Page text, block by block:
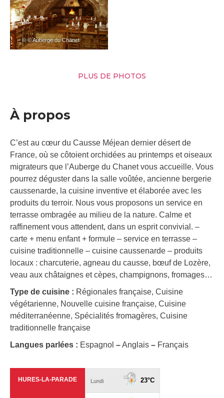
– © © Auberge du Chanet
PLUS DE PHOTOS
À propos
C’est au cœur du Causse Méjean dernier désert de
France, où se côtoient orchidées au printemps et oiseaux
migrateurs que l’Auberge du Chanet vous accueille. Vous
pourrez déguster dans la salle voûtée, ancienne bergerie
caussenarde, la cuisine inventive et élaborée avec les
produits du terroir. Nous vous proposons un service en
terrasse ombragée au milieu de la nature. Calme et
raffinement vous attendent, dans un esprit convivial. –
carte + menu enfant + formule – service en terrasse –
cuisine traditionnelle – cuisine caussenarde – produits
locaux : charcuterie, agneau du causse, bœuf de Lozère,
veau aux châtaignes et cèpes, champignons, fromages…
Type de cuisine : Régionales française, Cuisine
végétarienne, Nouvelle cuisine française, Cuisine
méditerranéenne, Spécialités fromagères, Cuisine
traditionnelle française
Langues parlées : Espagnol –Anglais – Français